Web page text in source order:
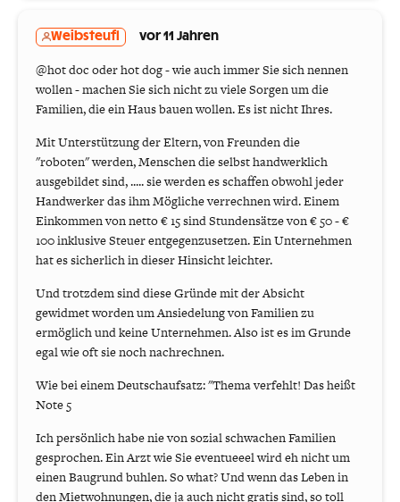
Weibsteufl vor 11 Jahren
@hot doc oder hot dog - wie auch immer Sie sich nennen
wollen - machen Sie sich nicht zu viele Sorgen um die
Familien, die ein Haus bauen wollen. Es ist nicht Ihres.
Mit Unterstützung der Eltern, von Freunden die
"roboten" werden, Menschen die selbst handwerklich
ausgebildet sind, ..... sie werden es schaffen obwohl jeder
Handwerker das ihm Mögliche verrechnen wird. Einem
Einkommen von netto € 15 sind Stundensätze von € 50 - €
100 inklusive Steuer entgegenzusetzen. Ein Unternehmen
hat es sicherlich in dieser Hinsicht leichter.
Und trotzdem sind diese Gründe mit der Absicht
gewidmet worden um Ansiedelung von Familien zu
ermöglich und keine Unternehmen. Also ist es im Grunde
egal wie oft sie noch nachrechnen.
Wie bei einem Deutschaufsatz: "Thema verfehlt! Das heißt
Note 5
Ich persönlich habe nie von sozial schwachen Familien
gesprochen. Ein Arzt wie Sie eventueeel wird eh nicht um
einen Baugrund buhlen. So what? Und wenn das Leben in
den Mietwohnungen, die ja auch nicht gratis sind, so toll